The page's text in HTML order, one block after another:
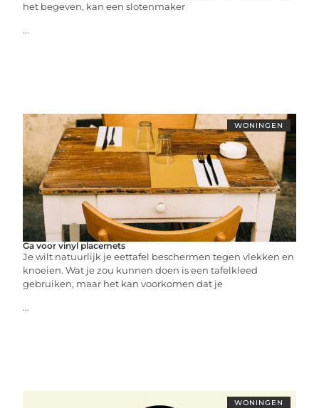
het begeven, kan een slotenmaker
...
WONINGEN
Ga voor vinyl placemets
Je wilt natuurlijk je eettafel beschermen tegen vlekken en
knoeien. Wat je zou kunnen doen is een tafelkleed
gebruiken, maar het kan voorkomen dat je
...
WONINGEN